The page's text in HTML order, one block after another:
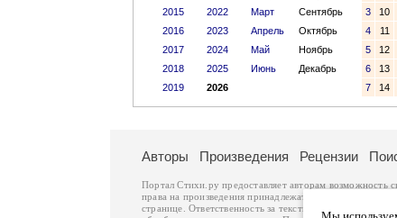
2015
2016
2017
2018
2019
2022
2023
2024
2025
2026
Март
Сентябрь
Апрель
Октябрь
Май
Ноябрь
Июнь
Декабрь
3
10
4
11
5
12
6
13
7
14
Авторы Произведения Рецензии
Портал Стихи.ру предоставляет авторам возможность
права на произведения принадлежат авторам и
странице. Ответственность за тексты произведений